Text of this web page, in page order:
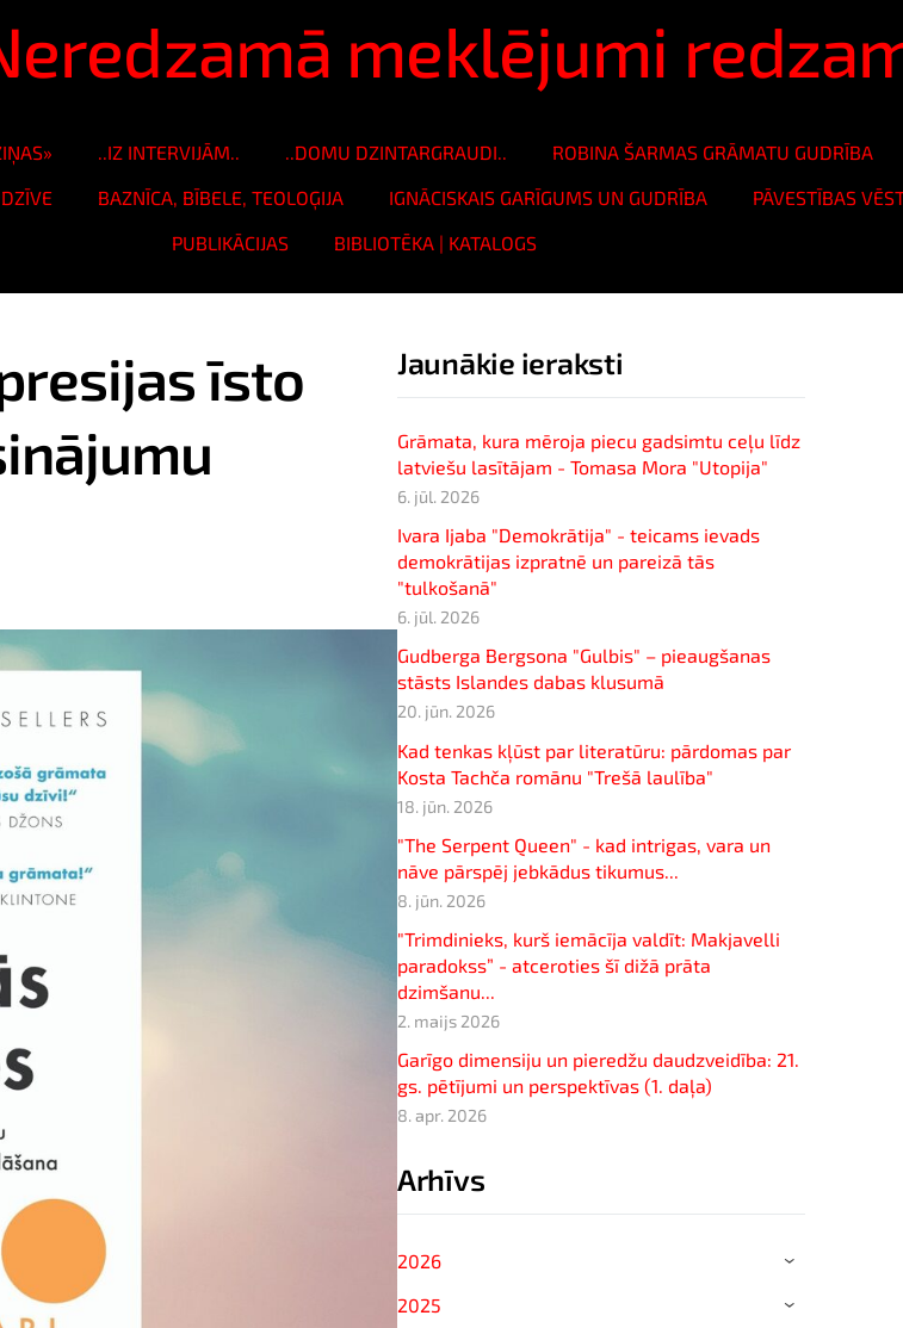
meklējumi
..IZ INTERVIJĀM.. ..DOMU DZINTARGRAUDI..
ROBINA ŠARMAS GRĀMATU GUDRĪBA
BAZNĪCA, BĪBELE, TEOLOĢIJA IGNĀCISKAIS GARĪGUMS UN GUDRĪBA
PĀVESTĪBAS
PUBLIKĀCIJAS
BIBLIOTĒKA | KATALOGS
Jaunākie ieraksti
Grāmata, kura mēroja piecu gadsimtu ceļu līdz
latviešu lasītājam - Tomasa Mora "Utopija"
6. jūl. 2026
Ivara Ijaba "Demokrātija" - teicams ievads
demokrātijas izpratnē un pareizā tās
"tulkošanā"
6. jūl. 2026
Gudberga Bergsona "Gulbis" – pieaugšanas
stāsts Islandes dabas klusumā
20. jūn. 2026
Kad tenkas kļūst par literatūru: pārdomas par
Kosta Tachča romānu "Trešā laulība"
18. jūn. 2026
"The Serpent Queen" - kad intrigas, vara un
nāve pārspēj jebkādus tikumus...
8. jūn. 2026
"Trimdinieks, kurš iemācīja valdīt: Makjavelli
paradokss” - atceroties šī dižā prāta
dzimšanu...
2. maijs 2026
Garīgo dimensiju un pieredžu daudzveidība: 21.
gs. pētījumi un perspektīvas (1. daļa)
8. apr. 2026
Arhīvs
2026 ›
2025 ›
īsto